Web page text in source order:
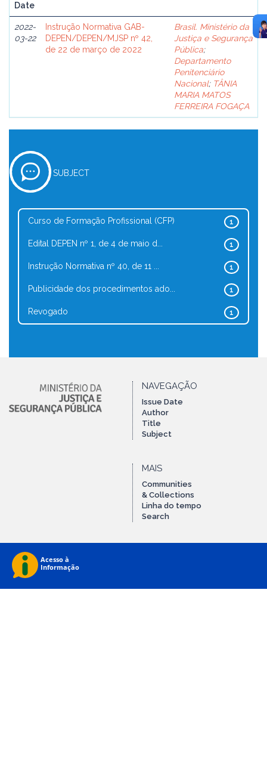
Date
2022-
03-22
Instrução Normativa GAB-
DEPEN/DEPEN/MJSP nº 42,
de 22 de março de 2022
Brasil. Ministério da
Justiça e Segurança
Pública;
Departamento
Penitenciário
Nacional; TÂNIA
MARIA MATOS
FERREIRA FOGAÇA
SUBJECT
1
Curso de Formação Profissional (CFP)
1
Edital DEPEN nº 1, de 4 de maio d...
1
Instrução Normativa nº 40, de 11 ...
1
Publicidade dos procedimentos ado...
1
Revogado
NAVEGAÇÃO
Issue Date
Author
Title
Subject
MAIS
Communities
& Collections
Linha do tempo
Search